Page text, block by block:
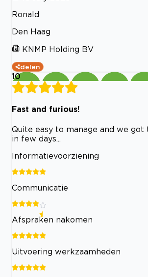
Ronald
Den Haag
KNMP Holding BV
delen
10
Fast and furious!
Quite easy to manage and we
in few days...
Informatievoorziening
Communicatie
Afspraken nakomen
Uitvoering werkzaamheden